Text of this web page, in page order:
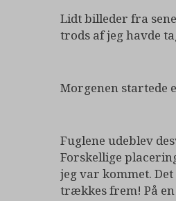
Lidt billeder fra
trods af jeg havde
Morgenen startede
Fuglene udeblev
Forskellige
jeg var kommet.
trækkes frem! På